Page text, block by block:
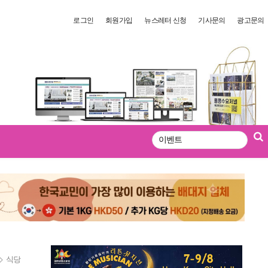
로그인 회원가입 뉴스레터 신청 기사문의 광고문의
검
식당